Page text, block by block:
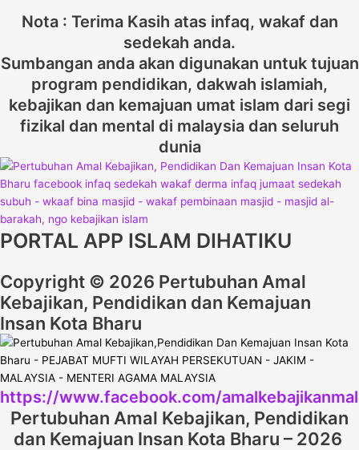
Nota : Terima Kasih atas infaq, wakaf dan
sedekah anda.
Sumbangan anda akan digunakan untuk tujuan
program pendidikan, dakwah islamiah,
kebajikan dan kemajuan umat islam dari segi
fizikal dan mental di malaysia dan seluruh
dunia
PORTAL APP ISLAM DIHATIKU
Copyright © 2026 Pertubuhan Amal
Kebajikan, Pendidikan dan Kemajuan
Insan Kota Bharu
https://www.facebook.com/
Pertubuhan Amal Kebajikan, Pendidikan
dan Kemajuan Insan Kota Bharu – 2026